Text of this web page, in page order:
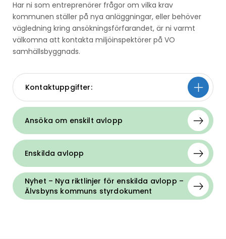
Har ni som entreprenörer frågor om vilka krav
kommunen ställer på nya anläggningar, eller behöver
vägledning kring ansökningsförfarandet, är ni varmt
välkomna att kontakta miljöinspektörer på VO
samhällsbyggnads.
Kontaktuppgifter:
Ansöka om enskilt avlopp
Enskilda avlopp
Nyhet – Nya riktlinjer för enskilda avlopp –
Älvsbyns kommuns styrdokument